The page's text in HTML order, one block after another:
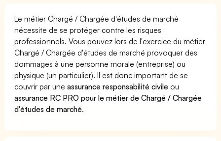
Le métier Chargé / Chargée d'études de marché
nécessite de se protéger contre les risques
professionnels. Vous pouvez lors de l'exercice du métier
Chargé / Chargée d'études de marché provoquer des
dommages à une personne morale (entreprise) ou
physique (un particulier). Il est donc important de se
couvrir par uneassurance responsabilité civile ou
assurance RC PRO pour le métier de Chargé / Chargée
d'études de marché.